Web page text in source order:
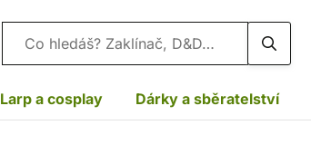
Vyhledávání
Larp a cosplay Dárky a sběratelství